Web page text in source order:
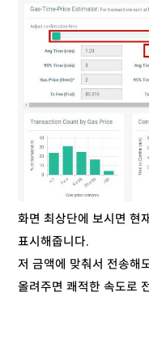
화면 최상단에 보시면 현
표시해줍니다.
저 금액에 맞춰서 전송해
올려주면 쾌적한 속도로